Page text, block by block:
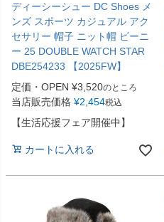
ディーシーシュー DC Shoes メ
ンズ スポーツ カジュアル アク
セサリー 帽子 ニット帽 ビーニ
ー 25 DOUBLE WATCH STAR
DBE254233 【2025FW】
定価・OPEN ¥3,520のところ
当店販売価格 ¥2,454税込
【生活応援フェア開催中】
カートに入れる